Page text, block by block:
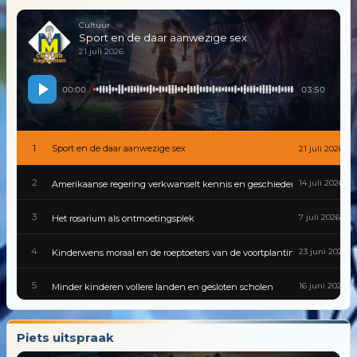
Cultuur
Sport en de daar aanwezige sex
21 juli 2026
00:00 03:50
1 Sport en de daar aanwezige sex 21 juli 2026
2 Amerikaanse regering verkwanselt kennis en geschiedenis14 juli 2026
3 Het rosarium als ontmoetingsplek 7 juli 2026
4 Kinderwens moraal en de roeptoeters van de voortplantingspolitiek
23 juni 2026
5 Minder kinderen vollere landen en gesloten scholen 16 juni 2026
6 Gevaarlijke besmettingen zijn van alle tijden 9 juni 2026
7 2 juni 2026
Piets uitspraak